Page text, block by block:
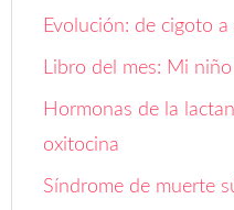
Evolución: de cigoto
Libro del mes: Mi
Hormonas de la
oxitocina
Síndrome de muerte